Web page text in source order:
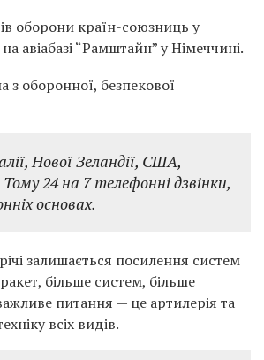
оборони країн-союзниць у
авіабазі “Рамштайн” у Німеччині.
оборонної, безпекової
Нової Зеландії, США,
24 на 7 телефонні дзвінки,
основах.
залишається посилення систем
більше систем, більше
питання — це артилерія та
всіх видів.